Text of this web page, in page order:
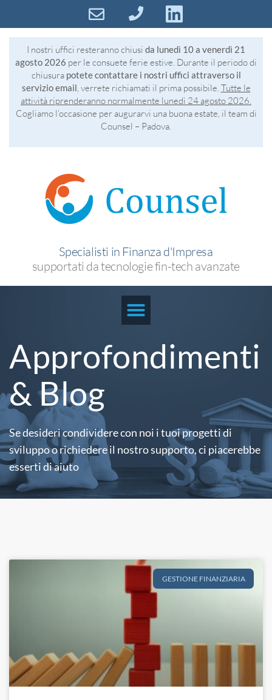
I nostri uffici resteranno chiusi da lunedì 10 a venerdì 21
agosto 2026 per le consuete ferie estive. Durante il periodo di
chiusura potete contattare i nostri uffici attraverso il
servizio email, verrete richiamati il prima possibile. Tutte le
attività riprenderanno normalmente lunedì 24 agosto 2026.
Cogliamo l’occasione per augurarvi una buona estate, il team di
Counsel – Padova.
Specialisti in Finanza d'Impresa
supportati da tecnologie fin-tech avanzate
Approfondimenti
& Blog
Se desideri condividere con noi i tuoi progetti di
sviluppo o richiedere il nostro supporto,ci piacerebbe
esserti di aiuto
GESTIONE FINANZIARIA